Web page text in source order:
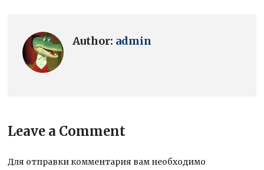
Author: admin
Leave a Comment
Для отправки комментария вам необходимо